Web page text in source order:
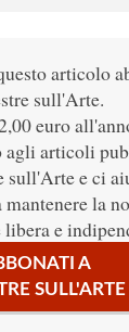
articolo
sull'Arte.
euro
agli articoli
sull'Arte e ci
mantenere la
e
A
SULL'ARTE